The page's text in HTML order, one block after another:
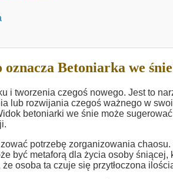
oznacza Betoniarka we
i tworzenia czegoś nowego. Jest to
lub rozwijania czegoś ważnego w
betoniarki we śnie może
potrzebę zorganizowania
być metaforą dla życia osoby śniącej,
osoba ta czuje się przytłoczona